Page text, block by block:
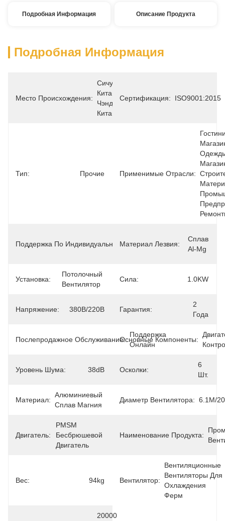
Подробная Информация Описание Продукта
Подробная Информация
Место Происхождения:
Сичуань,
Китай,
Чэнду,
Китай
Сертификация: ISO9001:2015
Тип: Прочие Применимые Отрасли:
Поддержка По Индивидуальному Заказу: ODM,
Материал Лезвия:
Сплав
Al-Mg
Установка:
Потолочный
Вентилятор
Сила: 1.0KW
Напряжение: 380В/220В Гарантия:
2
Года
Послепродажное Обслуживание:
Поддержка
Онлайн
Основные Компоненты:
Уровень Шума: 38dB Осколки:
6
Шт.
Материал:
Алюминиевый
Сплав Магния
Диаметр Вентилятора: 6.1M/
Двигатель:
PMSM
Бесбрюшевой
Двигатель
Наименование Продукта:
Вес: 94kg Вентилятор:
Вентиляционные
Вентиляторы Для
Охлаждения
Ферм
20000